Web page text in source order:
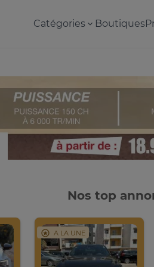
Catégories Boutiques
Nos top
A LA UNE